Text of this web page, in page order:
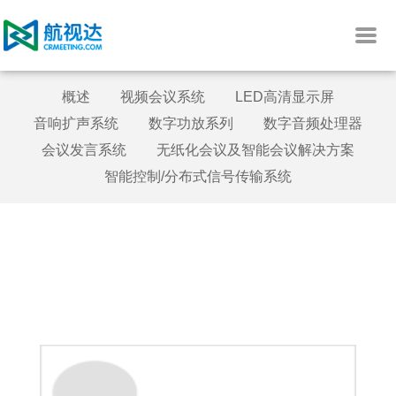
概述 视频会议系统
LED高清显示屏
音响扩声系统
数字功放系列
数字音频处理器
会议发言系统
无纸化会议及智能会议解决方案
智能控制/分布式信号传输系统